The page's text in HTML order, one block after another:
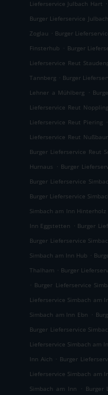
Lieferservice Julbach Hart .
Burger Lieferservice
Zoglau . Burger
Finsterhub . Burger
Lieferservice Reut
Tannberg . Burger
Lehner a Mühlberg .
Lieferservice Reut Noppling
Lieferservice Reut Piering .
Lieferservice Reut
Burger Lieferservice Reut
Hurnaus . Burger
Burger Lieferservice
Burger Lieferservice
Simbach am Inn Hinterholz
Inn Eggstetten . Burger
Burger Lieferservice
Simbach am Inn Hub .
Thalham . Burger
. Burger Lieferservice
Lieferservice Simbach am
Simbach am Inn Ebn .
Burger Lieferservice
Lieferservice Simbach am
Inn Aich . Burger
Lieferservice Simbach am
Simbach am Inn
. Burger